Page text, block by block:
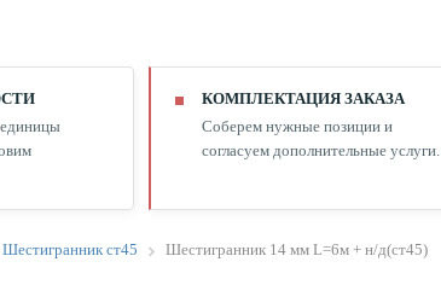
КОМПЛЕКТАЦИЯ ЗАКАЗА
Соберем нужные позиции и
согласуем дополнительные услуги.
Шестигранник ст45 Шестигранник 14 мм L=6м + н/д(ст45)